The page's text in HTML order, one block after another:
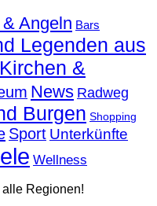
Angeln Bars
Legenden aus
Kirchen &
News Radweg
Burgen Shopping
Sport Unterkünfte
Wellness
Regionen!